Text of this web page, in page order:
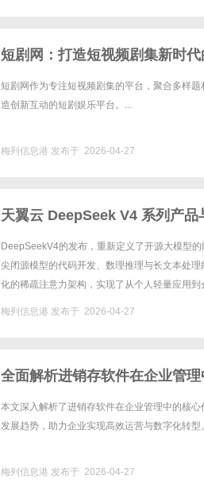
短剧网：打造短视频剧集新时
短剧网作为专注短视频剧集的平台，聚合多样
造创新互动的短剧娱乐平台。...
梅列信息港 发布于 2026-04-27
天翼云 DeepSeek V4 系列产品
DeepSeekV4的发布，重新定义了开源大模型
尖闭源模型的代码开发、数理推理与长文本处
化的稀疏注意力架构，实现了从个人轻量应用
梅列信息港 发布于 2026-04-27
全面解析进销存软件在企业管
本文深入解析了进销存软件在企业管理中的核
发展趋势，助力企业实现高效运营与数字化转型
梅列信息港 发布于 2026-04-27